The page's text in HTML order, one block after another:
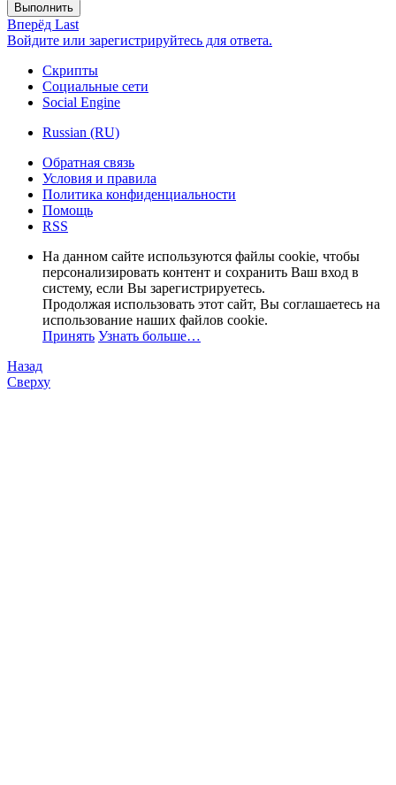
Выполнить
Вперёд Last
Войдите или зарегистрируйтесь для ответа.
Скрипты
Социальные сети
Social Engine
Russian (RU)
Обратная связь
Условия и правила
Политика конфиденциальности
Помощь
RSS
На данном сайте используются файлы cookie, чтобы
персонализировать контент и сохранить Ваш вход в
систему, если Вы зарегистрируетесь.
Продолжая использовать этот сайт, Вы соглашаетесь на
использование наших файлов cookie.
Принять Узнать больше…
Назад
Сверху